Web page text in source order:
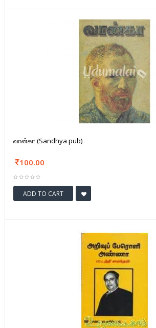
வான்கா (Sandhya pub)
100.00
ADD TO CART